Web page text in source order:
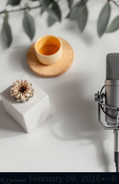
منشورة February 09, 2026• ~9